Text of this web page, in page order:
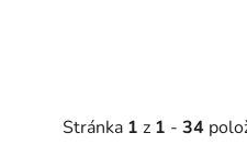
Stránka 1 z 1 - 34
i